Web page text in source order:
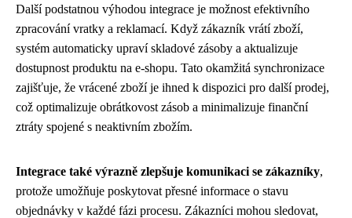
Další podstatnou výhodou integrace je možnost efektivního
zpracování vratky a reklamací. Když zákazník vrátí zboží,
systém automaticky upraví skladové zásoby a aktualizuje
dostupnost produktu na e-shopu. Tato okamžitá synchronizace
zajišťuje, že vrácené zboží je ihned k dispozici pro další prodej,
což optimalizuje obrátkovost zásob a minimalizuje finanční
ztráty spojené s neaktivním zbožím.
Integrace také výrazně zlepšuje komunikaci se zákazníky,
protože umožňuje poskytovat přesné informace o stavu
objednávky v každé fázi procesu. Zákazníci mohou sledovat,